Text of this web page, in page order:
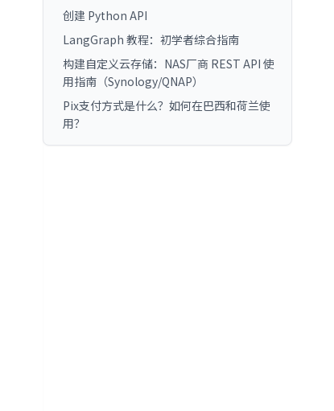
创建 Python API
LangGraph 教程：初学者综合指南
构建自定义云存储：NAS厂商 REST API 使
用指南（Synology/QNAP）
Pix支付方式是什么？如何在巴西和荷兰使
用？